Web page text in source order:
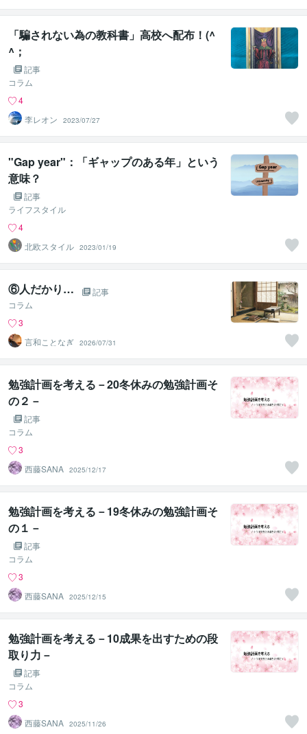
「騙されない為の教科書」高校へ配布！(^
^；
記事
コラム
4
李レオン
2023/07/27
"Gap year"：「ギャップのある年」という
意味？
記事
ライフスタイル
4
北欧スタイル 2023/01/19
⑥人だかり…
記事
コラム
3
言和ことなぎ 2026/07/31
勉強計画を考える－20冬休みの勉強計画そ
の２－
記事
コラム
3
西藤SANA 2025/12/17
勉強計画を考える－19冬休みの勉強計画そ
の１－
記事
コラム
3
西藤SANA 2025/12/15
勉強計画を考える－10成果を出すための段
取り力－
記事
コラム
3
西藤SANA 2025/11/26